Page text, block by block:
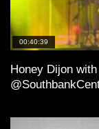
00:40:39
Honey Dijon